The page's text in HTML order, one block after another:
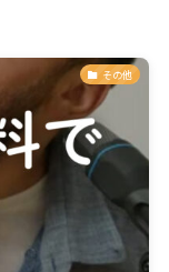
その他